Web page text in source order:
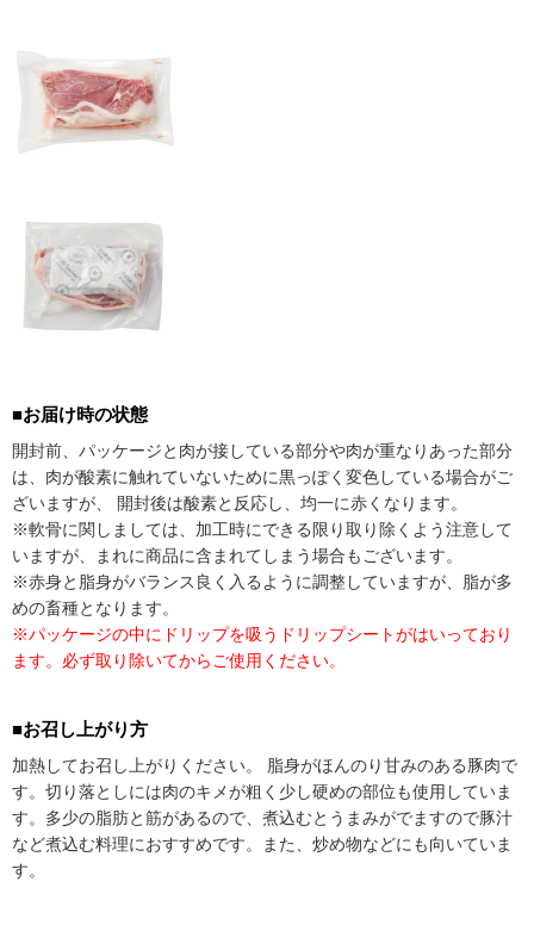
■お届け時の状態
開封前、パッケージと肉が接している部分や肉が重なりあった部分
は、肉が酸素に触れていないために黒っぽく変色している場合がご
ざいますが、 開封後は酸素と反応し、均一に赤くなります。
※軟骨に関しましては、加工時にできる限り取り除くよう注意して
いますが、まれに商品に含まれてしまう場合もございます。
※赤身と脂身がバランス良く入るように調整していますが、脂が多
めの畜種となります。
※パッケージの中にドリップを吸うドリップシートがはいっており
ます。必ず取り除いてからご使用ください。
■お召し上がり方
加熱してお召し上がりください。 脂身がほんのり甘みのある豚肉で
す。切り落としには肉のキメが粗く少し硬めの部位も使用していま
す。多少の脂肪と筋があるので、煮込むとうまみがでますので豚汁
など煮込む料理におすすめです。また、炒め物などにも向いていま
す。